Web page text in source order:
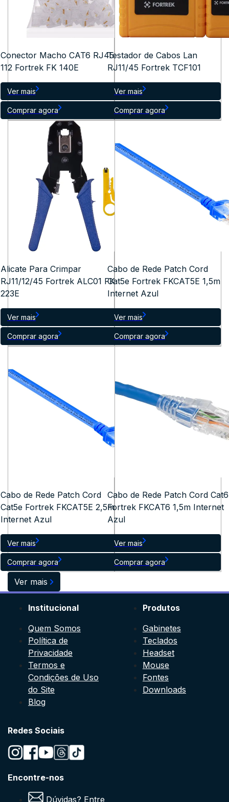
Conector Macho CAT6 RJ45
112 Fortrek FK 140E
Ver mais
Comprar agora
Testador de Cabos Lan
RJ11/45 Fortrek TCF101
Ver mais
Comprar agora
Alicate Para Crimpar
RJ11/12/45 Fortrek ALC01 FK
223E
Ver mais
Comprar agora
Cabo de Rede Patch Cord
Cat5e Fortrek FKCAT5E 1,5m
Internet Azul
Ver mais
Comprar agora
Cabo de Rede Patch Cord
Cat5e Fortrek FKCAT5E 2,5m
Internet Azul
Ver mais
Comprar agora
Cabo de Rede Patch Cord Cat6
Fortrek FKCAT6 1,5m Internet
Azul
Ver mais
Comprar agora
Ver mais
Institucional
Quem Somos
Política de
Privacidade
Termos e
Condições de Uso
do Site
Blog
Produtos
Gabinetes
Teclados
Headset
Mouse
Fontes
Downloads
Redes Sociais
Encontre-nos
Dúvidas? Entre